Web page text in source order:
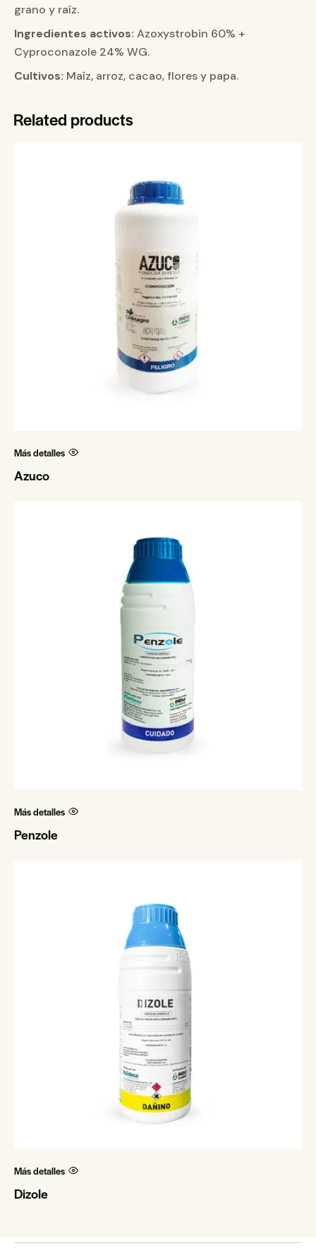
grano y raíz.
Ingredientes activos: Azoxystrobin 60% +
Cyproconazole 24% WG.
Cultivos: Maíz, arroz, cacao, flores y papa.
Related products
Más detalles
Azuco
Más detalles
Penzole
Más detalles
Dizole